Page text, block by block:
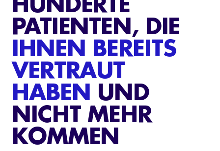
PATIENTEN, DIE
IHNEN BEREITS
VERTRAUT
HABEN UND
NICHT MEHR
KOMMEN